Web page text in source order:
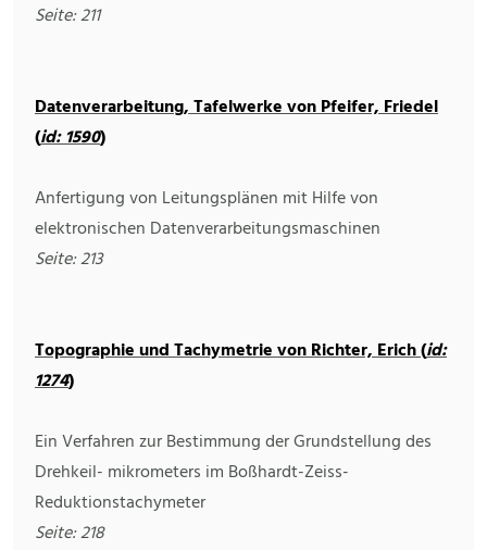
Seite: 211
Datenverarbeitung, Tafelwerke von Pfeifer, Friedel
(id: 1590)
Anfertigung von Leitungsplänen mit Hilfe von
elektronischen Datenverarbeitungsmaschinen
Seite: 213
Topographie und Tachymetrie von Richter, Erich (id:
1274)
Ein Verfahren zur Bestimmung der Grundstellung des
Drehkeil- mikrometers im Boßhardt-Zeiss-
Reduktionstachymeter
Seite: 218